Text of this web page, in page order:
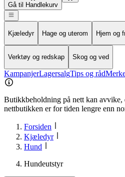
Gå til Handlekurv
Kjæledyr Hage og uterom Hjem og
Verktøy og redskap Skog og ved
KampanjerLagersalgTips og råd
Butikkbeholdning på nett kan avvike,
nettbutikken er for tiden lengre enn
Forsiden
Kjæledyr
Hund
Hundeutstyr